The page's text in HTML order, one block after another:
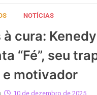
NOTÍCIAS
à cura:
“Fé”, seu
e motivador
10 de dezembro de 2025